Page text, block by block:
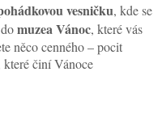
vesničku, kde se
muzea Vánoc, které vás
něco cenného – pocit
které činí Vánoce